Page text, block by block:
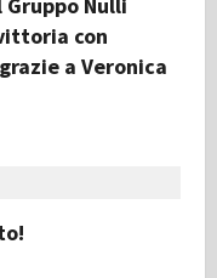
Nulli
con
a Veronica